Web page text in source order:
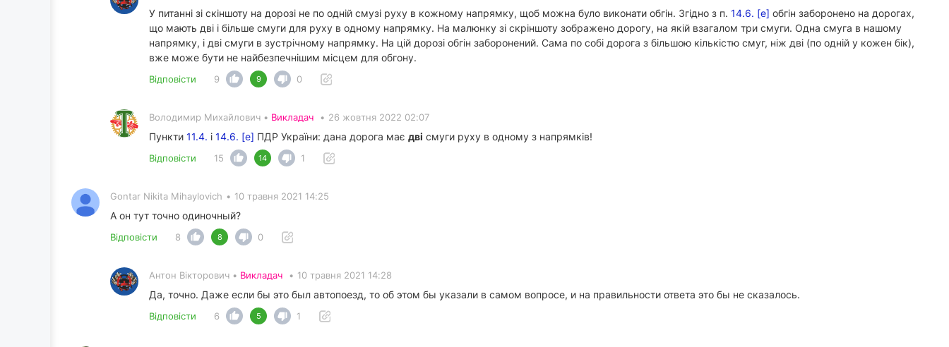
У питанні зі скіншоту на дорозі не по одній смузі руху в кожному напрямку, щоб можна було виконати обгін. Згідно з п. 14.6. [е] обгін заборонено на дорогах,
що мають дві і більше смуги для руху в одному напрямку. На малюнку зі скріншоту зображено дорогу, на якій взагалом три смуги. Одна смуга в нашому
напрямку, і дві смуги в зустрічному напрямку. На цій дорозі обгін заборонений. Сама по собі дорога з більшою кількістю смуг, ніж дві (по одній у кожен бік),
вже може бути не найбезпечнішим місцем для обгону.
Відповісти 9 9 0
Володимир Михайлович • Викладач • 26 жовтня 2022 02:07
Пункти 11.4. і 14.6. [е] ПДР України: дана дорога має дві смуги руху в одному з напрямків!
Відповісти 15 14 1
Gontar Nikita Mihaylovich • 10 травня 2021 14:25
А он тут точно одиночный?
Відповісти 8 8 0
Антон Вікторович • Викладач • 10 травня 2021 14:28
Да, точно. Даже если бы это был автопоезд, то об этом бы указали в самом вопросе, и на правильности ответа это бы не сказалось.
Відповісти 6 5 1